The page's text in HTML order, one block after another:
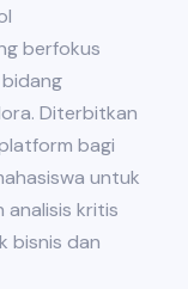
berfokus
Diterbitkan
bagi
untuk
analisis kritis
bisnis dan